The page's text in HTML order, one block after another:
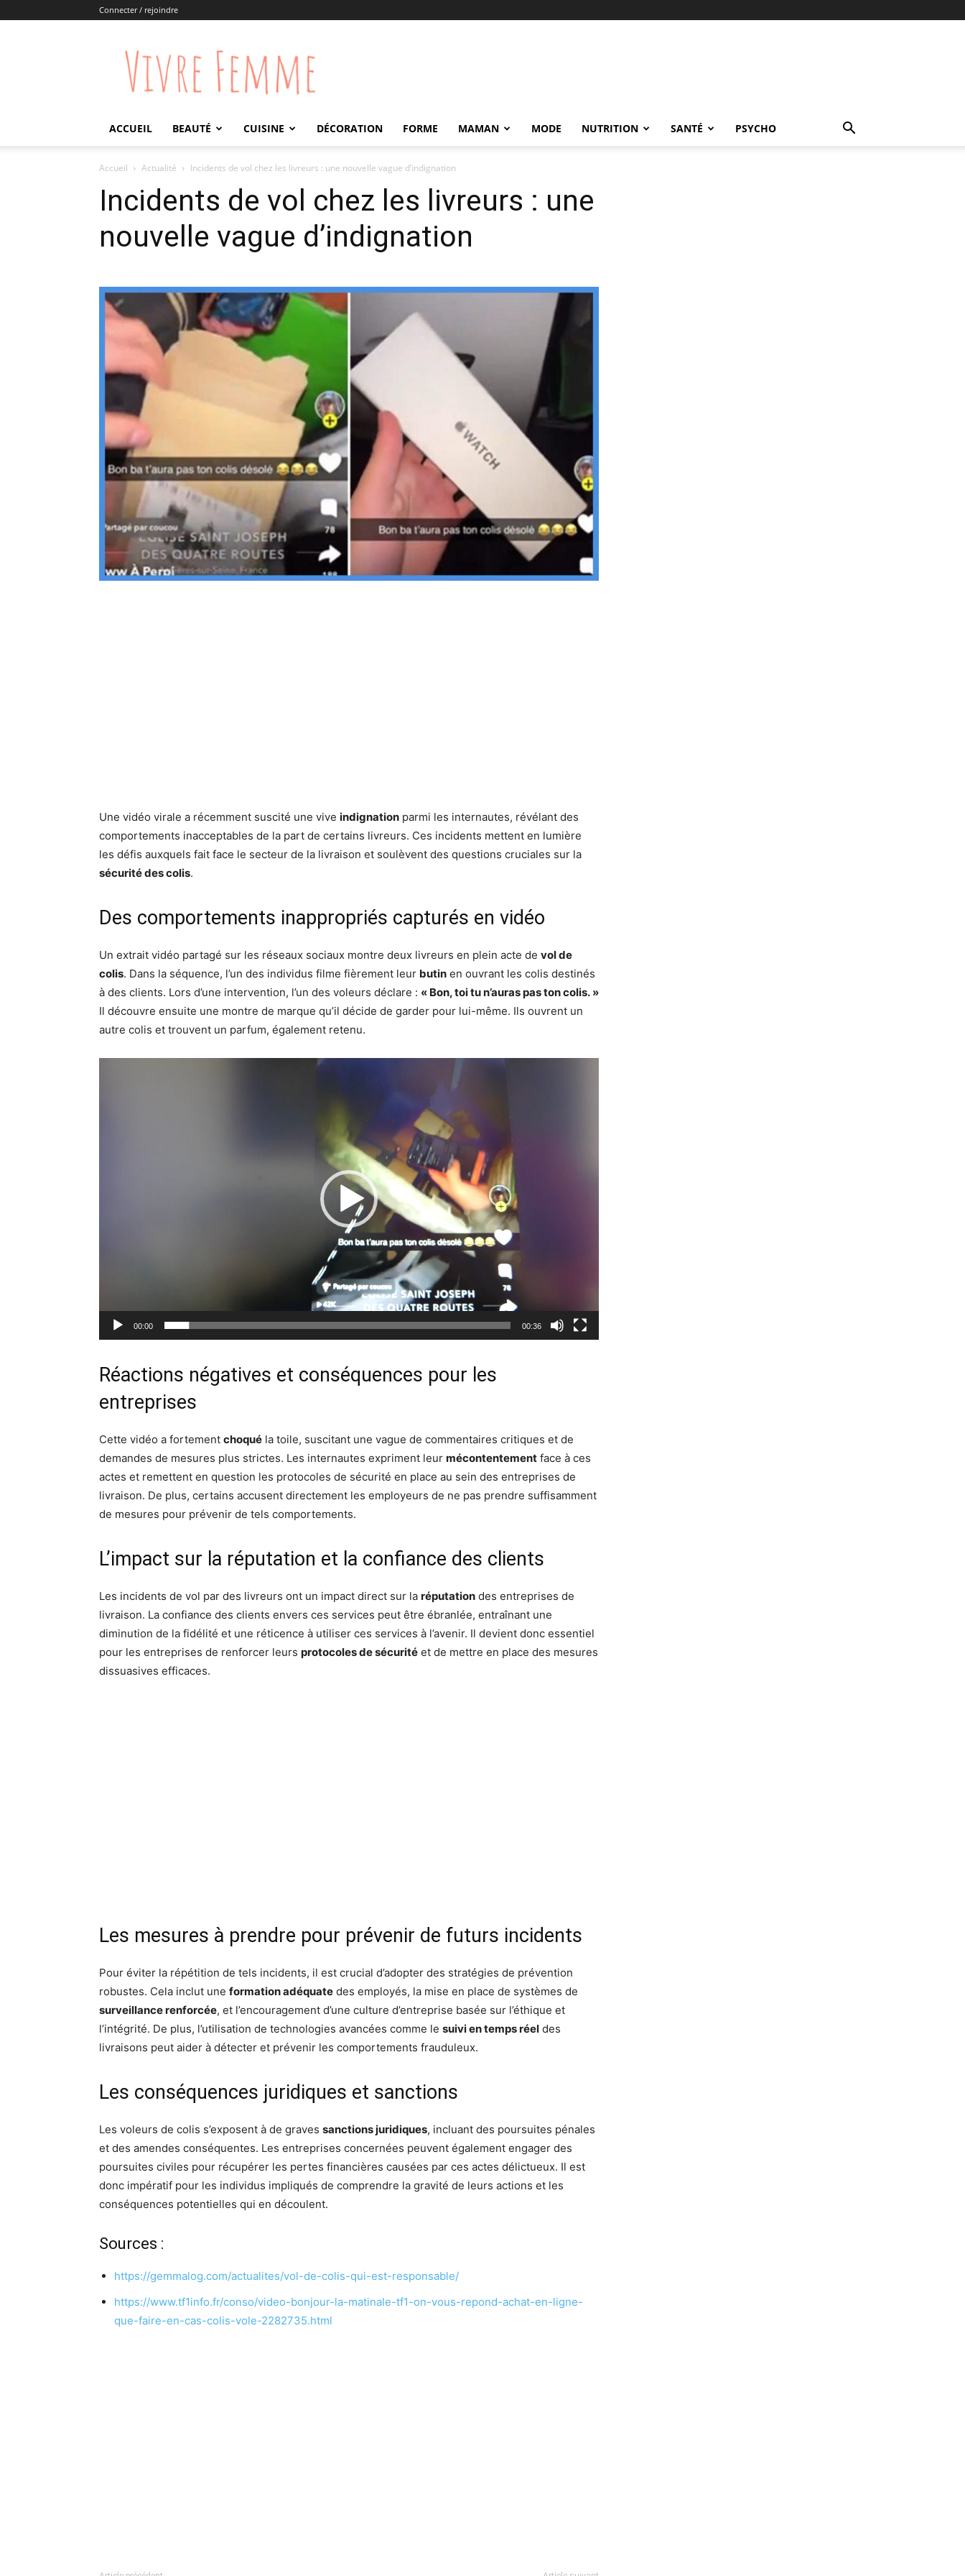
Connecter / rejoindre
Vivre
Femme
ACCUEIL BEAUTÉ CUISINE DÉCORATION FORME MAMAN MODE NUTRITION SANTÉ PSYCHO
Accueil Actualité Incidents de vol chez les livreurs : une nouvelle vague d’indignation
Incidents de vol chez les livreurs : une
nouvelle vague d’indignation
Une vidéo virale a récemment suscité une vive indignation parmi les internautes, révélant des
comportements inacceptables de la part de certains livreurs. Ces incidents mettent en lumière
les défis auxquels fait face le secteur de la livraison et soulèvent des questions cruciales sur la
sécurité des colis.
Des comportements inappropriés capturés en vidéo
Un extrait vidéo partagé sur les réseaux sociaux montre deux livreurs en plein acte de vol de
colis. Dans la séquence, l’un des individus filme fièrement leur butin en ouvrant les colis destinés
à des clients. Lors d’une intervention, l’un des voleurs déclare : « Bon, toi tu n’auras pas ton colis. »
Il découvre ensuite une montre de marque qu’il décide de garder pour lui-même. Ils ouvrent un
autre colis et trouvent un parfum, également retenu.
00:00 00:36
Réactions négatives et conséquences pour les
entreprises
Cette vidéo a fortement choqué la toile, suscitant une vague de commentaires critiques et de
demandes de mesures plus strictes. Les internautes expriment leur mécontentement face à ces
actes et remettent en question les protocoles de sécurité en place au sein des entreprises de
livraison. De plus, certains accusent directement les employeurs de ne pas prendre suffisamment
de mesures pour prévenir de tels comportements.
L’impact sur la réputation et la confiance des clients
Les incidents de vol par des livreurs ont un impact direct sur la réputation des entreprises de
livraison. La confiance des clients envers ces services peut être ébranlée, entraînant une
diminution de la fidélité et une réticence à utiliser ces services à l’avenir. Il devient donc essentiel
pour les entreprises de renforcer leurs protocoles de sécurité et de mettre en place des mesures
dissuasives efficaces.
Les mesures à prendre pour prévenir de futurs incidents
Pour éviter la répétition de tels incidents, il est crucial d’adopter des stratégies de prévention
robustes. Cela inclut une formation adéquate des employés, la mise en place de systèmes de
surveillance renforcée, et l’encouragement d’une culture d’entreprise basée sur l’éthique et
l’intégrité. De plus, l’utilisation de technologies avancées comme le suivi en temps réel des
livraisons peut aider à détecter et prévenir les comportements frauduleux.
Les conséquences juridiques et sanctions
Les voleurs de colis s’exposent à de graves sanctions juridiques, incluant des poursuites pénales
et des amendes conséquentes. Les entreprises concernées peuvent également engager des
poursuites civiles pour récupérer les pertes financières causées par ces actes délictueux. Il est
donc impératif pour les individus impliqués de comprendre la gravité de leurs actions et les
conséquences potentielles qui en découlent.
Sources :
https://gemmalog.com/actualites/vol-de-colis-qui-est-responsable/
https://www.tf1info.fr/conso/video-bonjour-la-matinale-tf1-on-vous-repond-achat-en-ligne-
que-faire-en-cas-colis-vole-2282735.html